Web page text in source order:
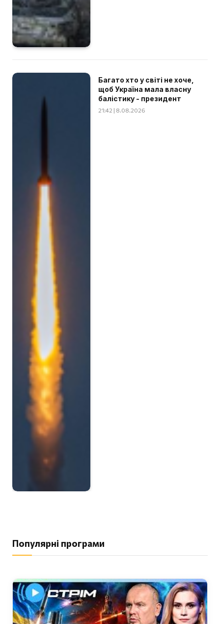
Багато хто у світі не хоче,
щоб Україна мала власну
балістику - президент
21:42 | 8.08.2026
Популярні програми